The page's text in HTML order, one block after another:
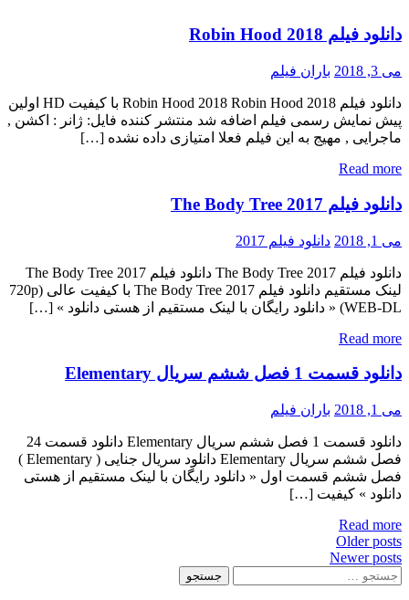
دانلود فیلم Robin Hood 2018
می 3, 2018 باران فیلم
دانلود فیلم Robin Hood 2018 Robin Hood 2018 با کیفیت HD اولین
پیش نمایش رسمی فیلم اضافه شد منتشر کننده فایل: ژانر : اکشن ,
ماجرایی , مهیج به این فیلم فعلا امتیازی داده نشده […]
Read more
دانلود فیلم The Body Tree 2017
می 1, 2018 دانلود فیلم 2017
دانلود فیلم The Body Tree 2017 دانلود فیلم The Body Tree 2017
لینک مستقیم دانلود فیلم The Body Tree 2017 با کیفیت عالی (720p
WEB-DL) « دانلود رایگان با لینک مستقیم از هستی دانلود » […]
Read more
دانلود قسمت 1 فصل ششم سریال Elementary
می 1, 2018 باران فیلم
دانلود قسمت 1 فصل ششم سریال Elementary دانلود قسمت 24
فصل ششم سریال Elementary دانلود سریال جنایی ( Elementary )
فصل ششم قسمت اول « دانلود رایگان با لینک مستقیم از هستی
دانلود » کیفیت […]
Read more
Posts
navigation
Older posts
Newer posts
جستجو